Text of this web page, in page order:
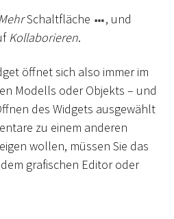
Schaltfläche
, und
Kollaborieren.
öffnet sich also immer im
Modells oder Objekts – und
des Widgets ausgewählt
zu einem anderen
wollen, müssen Sie das
grafischen Editor oder